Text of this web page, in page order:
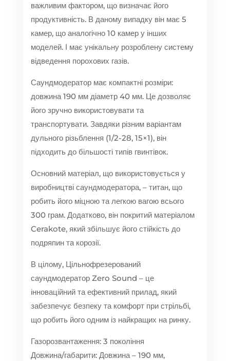
важливим фактором, що визначає його
продуктивність. В даному випадку він має 5
камер, що аналогічно 10 камер у інших
моделей. І має унікальну розроблену систему
відведення порохових газів.
Саундмодератор має компактні розміри:
довжина 190 мм діаметр 40 мм. Це дозволяє
його зручно використовувати та
транспортувати. Завдяки різним варіантам
дульного різьблення (1/2-28, 15×1), він
підходить до більшості типів гвинтівок.
Основний матеріал, що використовується у
виробництві саундмодератора, – титан, що
робить його міцною та легкою вагою всього
300 грам. Додатково, він покритий матеріалом
Cerakote, який збільшує його стійкість до
подряпин та корозії.
В цілому, Цільнофрезерований
саундмодератор Zero Sound – це
інноваційний та ефективний прилад, який
забезпечує безпеку та комфорт при стрільбі,
що робить його одним із найкращих на ринку.
Газорозвантаження: 3 покоління
Довжина/габарити: Довжина – 190 мм,